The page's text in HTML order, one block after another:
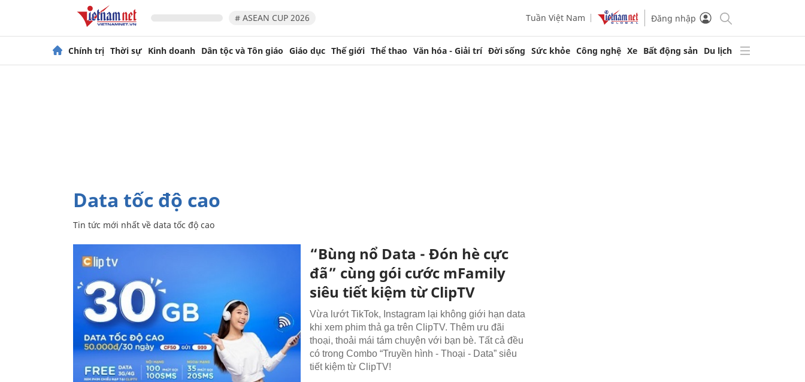
# ASEAN CUP 2026 Tuần Việt Nam Đăng nhập
Chính trị Thời sự Kinh doanh Dân tộc và Tôn giáo Giáo dục Thế giới Thể thao Văn hóa - Giải trí Đời sống Sức khỏe Công nghệ Xe Bất động sản Du lịch
data tốc độ cao
Tin tức mới nhất về data tốc độ cao
“Bùng nổ Data - Đón hè cực
đã” cùng gói cước mFamily
siêu tiết kiệm từ ClipTV
Vừa lướt TikTok, Instagram lại không giới hạn data
khi xem phim thả ga trên ClipTV. Thêm ưu đãi
thoại, thoải mái tám chuyện với bạn bè. Tất cả đều
có trong Combo “Truyền hình - Thoại - Data” siêu
tiết kiệm từ ClipTV!